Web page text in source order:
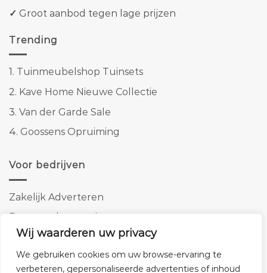
Wij waarderen uw privacy
We gebruiken cookies om uw browse-ervaring te
verbeteren, gepersonaliseerde advertenties of inhoud
✓ Groot aanbod tegen lage prijzen
Trending
1. Tuinmeubelshop Tuinsets
2. Kave Home Nieuwe Collectie
3. Van der Garde Sale
4. Goossens Opruiming
Voor bedrijven
Zakelijk Adverteren
Banner advertenties
Linkbuilding
SEO copywriting